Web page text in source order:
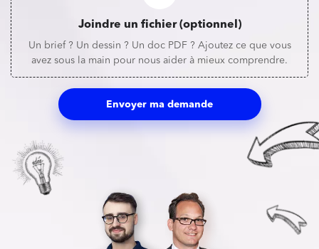
Joindre un fichier (optionnel)
Un brief ? Un dessin ? Un doc PDF ? Ajoutez ce que vous
avez sous la main pour nous aider à mieux comprendre.
Envoyer ma demande